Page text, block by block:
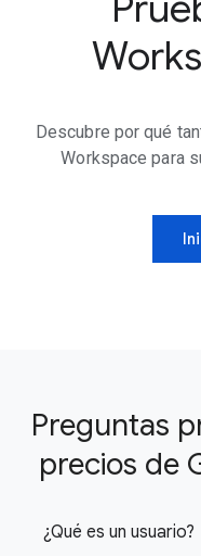
Descubre por qué
Workspace para
Preguntas
precios de
¿Qué es un usuario?